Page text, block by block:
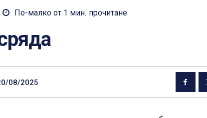
По-малко от 1 мин. прочитане
08/2025